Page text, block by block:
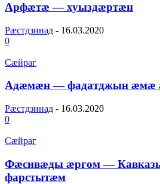
Арфæтæ — хуыздæртæн
Рæстдзинад - 16.03.2020
0
Сæйраг
Адæмæн — фадатджын æмæ
Рæстдзинад - 16.03.2020
0
Сæйраг
Фæсивæды æргом —
фарстытæм